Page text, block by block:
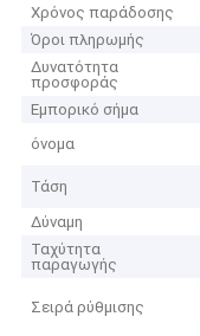
Χρόνος παράδοσης
Όροι πληρωμής
Δυνατότητα
προσφοράς
Εμπορικό σήμα
όνομα
Τάση
Δύναμη
Ταχύτητα
παραγωγής
Σειρά ρύθμισης